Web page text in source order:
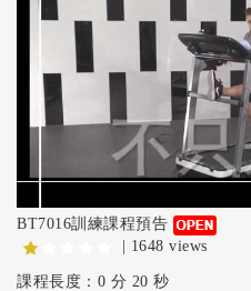
BT7016訓練課程預告
| 1648 views
課程長度：0 分 20 秒